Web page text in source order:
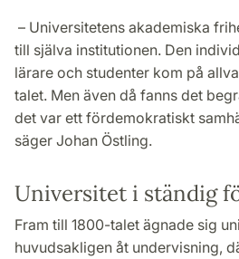
– Universitetens akademiska
till själva institutionen. Den
lärare och studenter kom på
talet. Men även då fanns det
det var ett fördemokratiskt
säger Johan Östling.
Universitet i ständig
Fram till 1800-talet ägnade sig
huvudsakligen åt undervisning,